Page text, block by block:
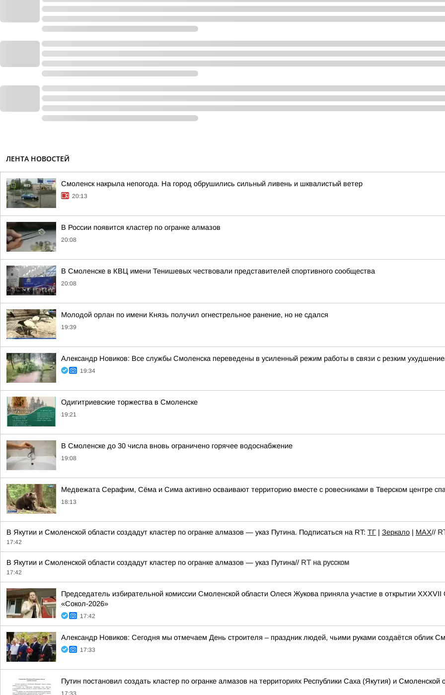
ЛЕНТА НОВОСТЕЙ
Смоленск накрыла непогода. На город обрушились сильный ливень и шквалистый ветер
20:13
В России появится кластер по огранке алмазов
20:08
В Смоленске в КВЦ имени Тенишевых чествовали представителей спортивного сообщества
20:08
Молодой орлан по имени Князь получил огнестрельное ранение, но не сдался
19:39
Александр Новиков: Все службы Смоленска переведены в усиленный режим работы в связи с резким
19:34
Одигитриевские торжества в Смоленске
19:21
В Смоленске до 30 числа вновь ограничено горячее водоснабжение
19:08
Медвежата Серафим, Сёма и Сима активно осваивают территорию вместе с ровесниками в Тверском центре
18:13
В Якутии и Смоленской области создадут кластер по огранке алмазов — указ Путина. Подписаться на RT: ТГ | Зеркало | MAX//
17:42
В Якутии и Смоленской области создадут кластер по огранке алмазов — указ Путина// RT на русском
17:42
Председатель избирательной комиссии Смоленской области Олеся Жукова приняла участие в открытии
«Сокол-2026»
17:42
Александр Новиков: Сегодня мы отмечаем День строителя – праздник людей, чьими руками создаётся облик
17:33
Путин постановил создать кластер по огранке алмазов на территориях Республики Саха (Якутия) и Смоленской
17:33